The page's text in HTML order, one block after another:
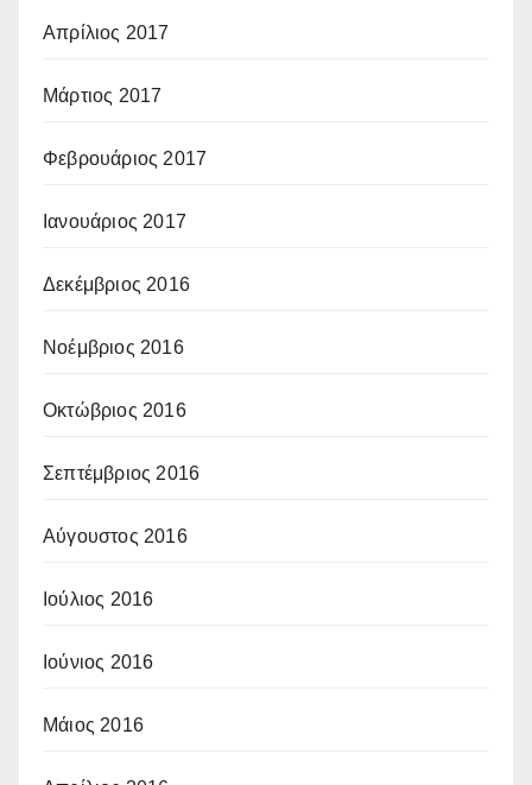
Απρίλιος 2017
Μάρτιος 2017
Φεβρουάριος 2017
Ιανουάριος 2017
Δεκέμβριος 2016
Νοέμβριος 2016
Οκτώβριος 2016
Σεπτέμβριος 2016
Αύγουστος 2016
Ιούλιος 2016
Ιούνιος 2016
Μάιος 2016